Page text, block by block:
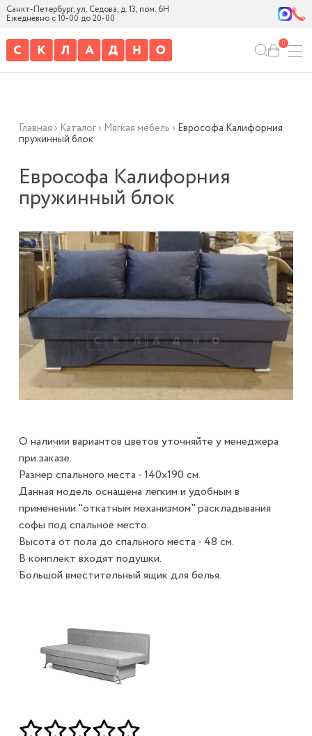
Санкт-Петербург, ул. Седова, д. 13, пом. 6Н
Ежедневно с 10-00 до 20-00
0
Главная › Каталог› Мягкая мебель › Еврософа Калифорния
пружинный блок
Еврософа Калифорния
пружинный блок
О наличии вариантов цветов уточняйте у менеджера
при заказе.
Размер спального места - 140х190 см.
Данная модель оснащена легким и удобным в
применении "откатным механизмом" раскладывания
софы под спальное место.
Высота от пола до спального места - 48 см.
В комплект входят подушки.
Большой вместительный ящик для белья.